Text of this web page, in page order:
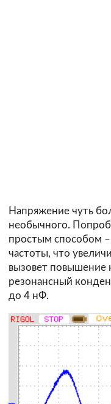
Напряжение чуть
необычного.
простым способом
частоты, что
вызовет повышение
резонансный
до 4 нФ.